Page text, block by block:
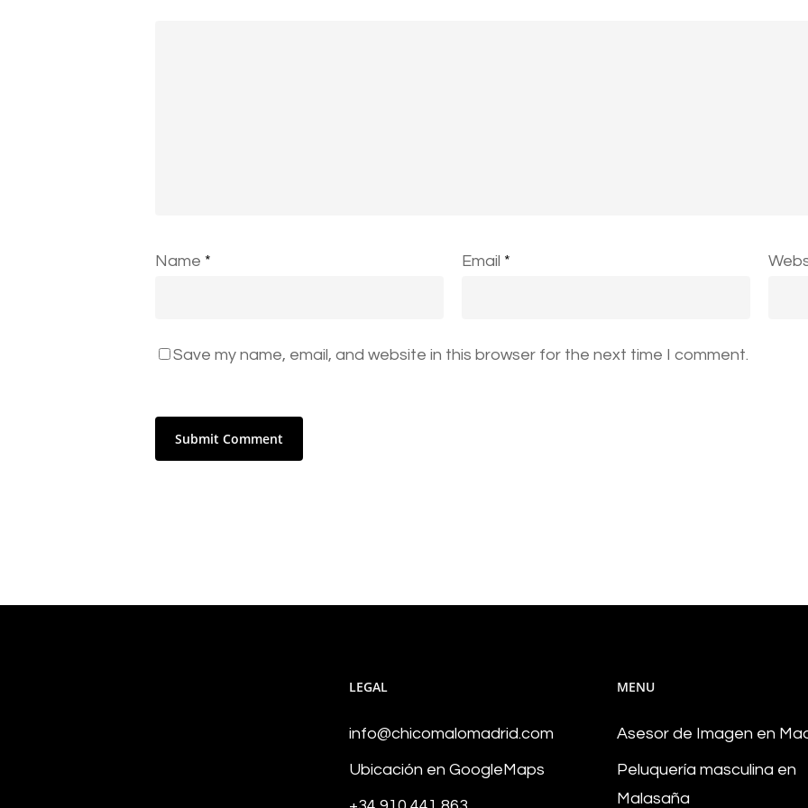
Name * Email *
Save my name, email, and website in this browser for the next time I comment.
LEGAL
info@chicomalomadrid.com
Ubicación en GoogleMaps
MENU
Asesor de Imagen en
Peluquería masculina en
Malasaña